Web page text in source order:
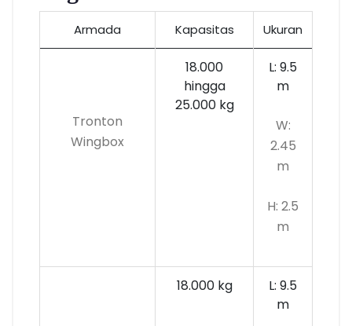
Armada Kapasitas Ukuran
Tronton
Wingbox
18.000
hingga
25.000 kg
L: 9.5
m
W:
2.45
m
H: 2.5
m
18.000 kg
L: 9.5
m